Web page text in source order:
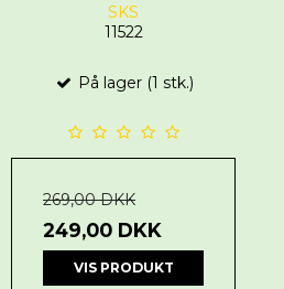
SKS
11522
På lager (1 stk.)
269,00 DKK
249,00 DKK
VIS PRODUKT